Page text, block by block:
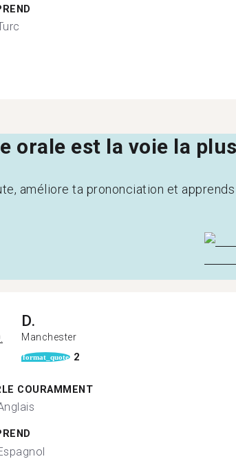
orale est la voie la
améliore ta prononciation et
D.
Manchester
format_quote 2
COURAMMENT